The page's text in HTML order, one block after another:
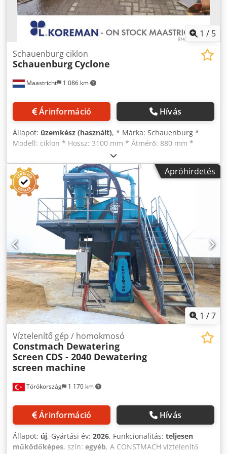
1 / 5
Maastricht 1 086 km
Schauenburg ciklon
Schauenburg Cyclone
Árinformáció Hívás
Állapot: üzemkész (használt), * Márka: Schauenburg *
Modell: ciklon * Hossz: 3100 mm * Átmérő: 880 mm *
Raktáron: 3 darab. Dcjdpjywmptefx An Tek
Apróhirdetés
1 /7
Törökország 1 170 km
Víztelenítő gép / homokmosó
Constmach Dewatering
Screen CDS - 2040 Dewatering
screen machine
Árinformáció Hívás
Állapot: új, Gyártási év: 2026, Funkcionalitás: teljesen
működőképes, szín: egyéb, A CONSTMACH víztelenítő